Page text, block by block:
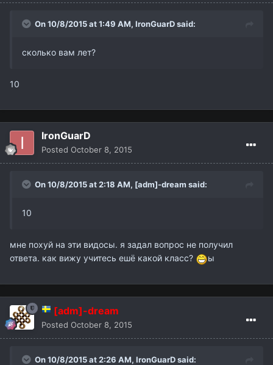
On 10/8/2015 at 1:49 AM, IronGuarDsaid:
сколько вам лет?
10
IronGuarD
Posted October 8, 2015
On 10/8/2015 at 2:18 AM, [adm]-dream said:
10
мне похуй на эти видосы. я задал вопрос не получил
ответа. как вижу учитесь ешё какой класс?
ы
[adm]-dream
Posted October 8, 2015
On 10/8/2015 at 2:26 AM, IronGuarDsaid: